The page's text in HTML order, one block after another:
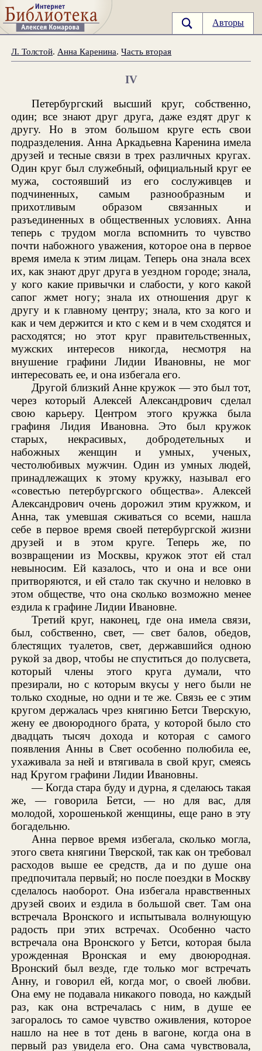
Авторы
Л. Толстой. Анна Каренина.Часть вторая
IV
Петербургский высший круг, собственно,
один; все знают друг друга, даже ездят друг к
другу. Но в этом большом круге есть свои
подразделения. Анна Аркадьевна Каренина имела
друзей и тесные связи в трех различных кругах.
Один круг был служебный, официальный круг ее
мужа, состоявший из его сослуживцев и
подчиненных, самым разнообразным и
прихотливым образом связанных и
разъединенных в общественных условиях. Анна
теперь с трудом могла вспомнить то чувство
почти набожного уважения, которое она в первое
время имела к этим лицам. Теперь она знала всех
их, как знают друг друга в уездном городе; знала,
у кого какие привычки и слабости, у кого какой
сапог жмет ногу; знала их отношения друг к
другу и к главному центру; знала, кто за кого и
как и чем держится и кто с кем и в чем сходятся и
расходятся; но этот круг правительственных,
мужских интересов никогда, несмотря на
внушение графини Лидии Ивановны, не мог
интересовать ее, и она избегала его.
Другой близкий Анне кружок — это был тот,
через который Алексей Александрович сделал
свою карьеру. Центром этого кружка была
графиня Лидия Ивановна. Это был кружок
старых, некрасивых, добродетельных и
набожных женщин и умных, ученых,
честолюбивых мужчин. Один из умных людей,
принадлежащих к этому кружку, называл его
«совестью петербургского общества». Алексей
Александрович очень дорожил этим кружком, и
Анна, так умевшая сживаться со всеми, нашла
себе в первое время своей петербургской жизни
друзей и в этом круге. Теперь же, по
возвращении из Москвы, кружок этот ей стал
невыносим. Ей казалось, что и она и все они
притворяются, и ей стало так скучно и неловко в
этом обществе, что она сколько возможно менее
ездила к графине Лидии Ивановне.
Третий круг, наконец, где она имела связи,
был, собственно, свет, — свет балов, обедов,
блестящих туалетов, свет, державшийся одною
рукой за двор, чтобы не спуститься до полусвета,
который члены этого круга думали, что
презирали, но с которым вкусы у него были не
только сходные, но одни и те же. Связь ее с этим
кругом держалась чрез княгиню Бетси Тверскую,
жену ее двоюродного брата, у которой было сто
двадцать тысяч дохода и которая с самого
появления Анны в Свет особенно полюбила ее,
ухаживала за ней и втягивала в свой круг, смеясь
над Кругом графини Лидии Ивановны.
— Когда стара буду и дурна, я сделаюсь такая
же, — говорила Бетси, — но для вас, для
молодой, хорошенькой женщины, еще рано в эту
богадельню.
Анна первое время избегала, сколько могла,
этого света княгини Тверской, так как он требовал
расходов выше ее средств, да и по душе она
предпочитала первый; но после поездки в Москву
сделалось наоборот. Она избегала нравственных
друзей своих и ездила в большой свет. Там она
встречала Вронского и испытывала волнующую
радость при этих встречах. Особенно часто
встречала она Вронского у Бетси, которая была
урожденная Вронская и ему двоюродная.
Вронский был везде, где только мог встречать
Анну, и говорил ей, когда мог, о своей любви.
Она ему не подавала никакого повода, но каждый
раз, как она встречалась с ним, в душе ее
загоралось то самое чувство оживления, которое
нашло на нее в тот день в вагоне, когда она в
первый раз увидела его. Она сама чувствовала,